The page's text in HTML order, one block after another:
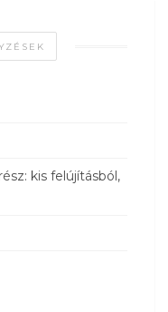
kis felújításból,